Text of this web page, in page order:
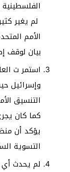
لم يغير
الأمم
بيان لوقف
استمر ت
وإسرائيل
التنسيق
كما كان
يؤكد أن
التسوية
لم يحدث أي